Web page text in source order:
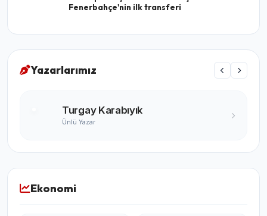
Fenerbahçe'nin ilk transferi
Yazarlarımız
Turgay Karabıyık
Ünlü Yazar
Ekonomi